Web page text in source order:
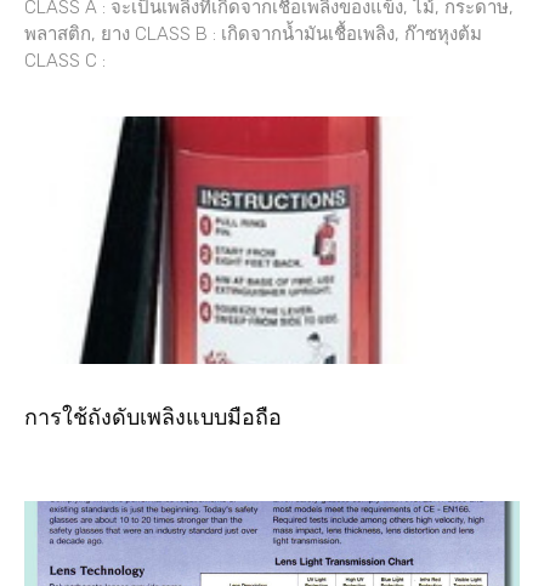
CLASS A : จะเป็นเพลิงที่เกิดจากเชื้อเพลิงของแข็ง, ไม้, กระดาษ,
พลาสติก, ยาง CLASS B : เกิดจากน้ำมันเชื้อเพลิง, ก๊าซหุงต้ม
CLASS C :
การใช้ถังดับเพลิงแบบมือถือ